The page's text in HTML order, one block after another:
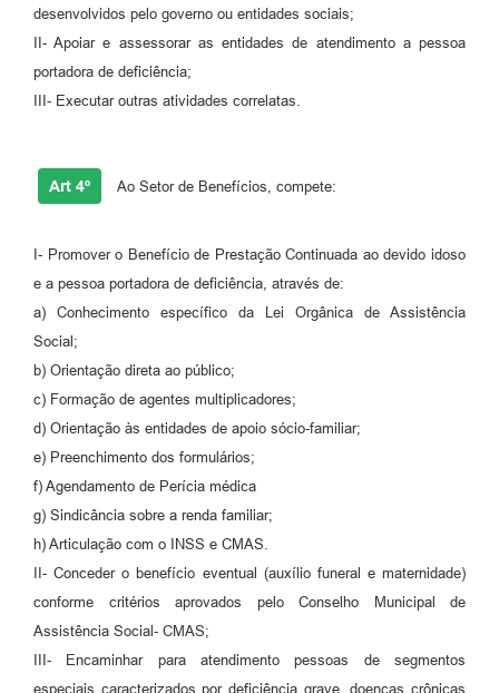
desenvolvidos pelo governo ou entidades sociais;
II- Apoiar e assessorar as entidades de atendimento a pessoa
portadora de deficiência;
III- Executar outras atividades correlatas.
Art 4º Ao Setor de Benefícios, compete:
I- Promover o Benefício de Prestação Continuada ao devido idoso
e a pessoa portadora de deficiência, através de:
a) Conhecimento específico da Lei Orgânica de Assistência
Social;
b) Orientação direta ao público;
c) Formação de agentes multiplicadores;
d) Orientação às entidades de apoio sócio-familiar;
e) Preenchimento dos formulários;
f) Agendamento de Perícia médica
g) Sindicância sobre a renda familiar;
h) Articulação com o INSS e CMAS.
II- Conceder o benefício eventual (auxílio funeral e maternidade)
conforme critérios aprovados pelo Conselho Municipal de
Assistência Social- CMAS;
III- Encaminhar para atendimento pessoas de segmentos
especiais caracterizados por deficiência grave, doenças crônicas